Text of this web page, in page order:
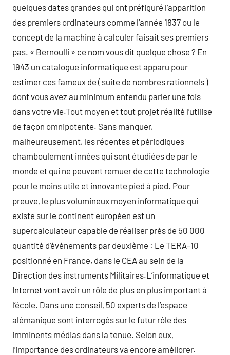
quelques dates grandes qui ont préfiguré l’apparition
des premiers ordinateurs comme l’année 1837 ou le
concept de la machine à calculer faisait ses premiers
pas. « Bernoulli » ce nom vous dit quelque chose ? En
1943 un catalogue informatique est apparu pour
estimer ces fameux de ( suite de nombres rationnels )
dont vous avez au minimum entendu parler une fois
dans votre vie.Tout moyen et tout projet réalité l’utilise
de façon omnipotente. Sans manquer,
malheureusement, les récentes et périodiques
chamboulement innées qui sont étudiées de par le
monde et qui ne peuvent remuer de cette technologie
pour le moins utile et innovante pied à pied. Pour
preuve, le plus volumineux moyen informatique qui
existe sur le continent européen est un
supercalculateur capable de réaliser près de 50 000
quantité d’événements par deuxième : Le TERA-10
positionné en France, dans le CEA au sein de la
Direction des instruments Militaires.L’informatique et
Internet vont avoir un rôle de plus en plus important à
l’école. Dans une conseil, 50 experts de l’espace
alémanique sont interrogés sur le futur rôle des
imminents médias dans la tenue. Selon eux,
l’importance des ordinateurs va encore améliorer.